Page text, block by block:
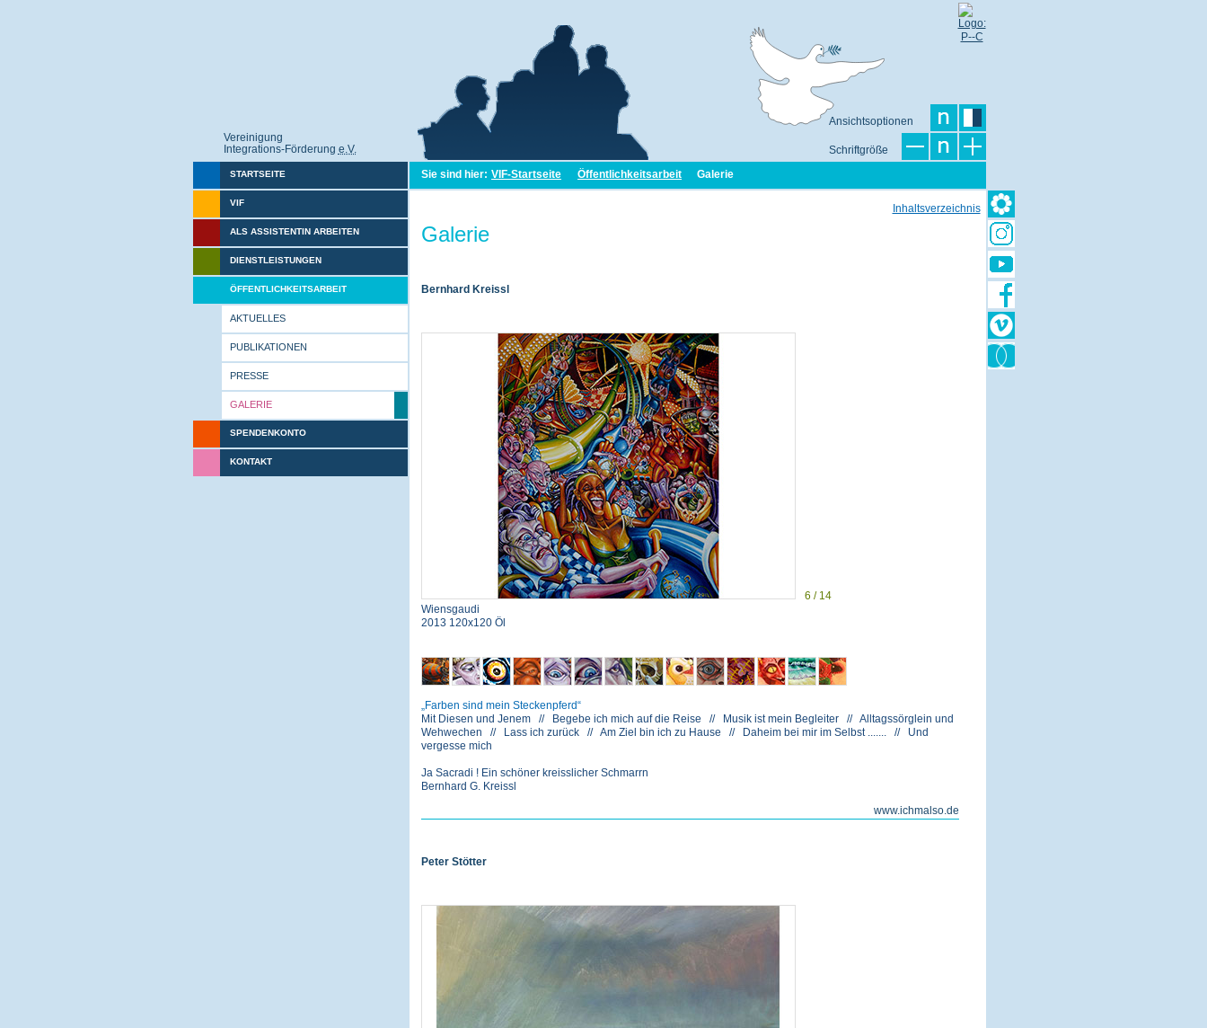
Vereinigung
Integrations-Förderung e.V.
Ansichtsoptionen
Schriftgröße
STARTSEITE
VIF
ALS ASSISTENTIN ARBEITEN
DIENSTLEISTUNGEN
ÖFFENTLICHKEITSARBEIT
AKTUELLES
PUBLIKATIONEN
PRESSE
GALERIE
SPENDENKONTO
KONTAKT
Sie sind hier: VIF-Startseite Öffentlichkeitsarbeit Galerie
Inhaltsverzeichnis
Galerie
Bernhard Kreissl
6 / 14
Wiensgaudi
2013 120x120 Öl
Farben sind mein Steckenpferd
Mit Diesen und Jenem // Begebe ich mich auf die Reise // Musik ist mein Begleiter // Alltagssörglein und
Wehwechen // Lass ich zurück // Am Ziel bin ich zu Hause // Daheim bei mir im Selbst ....... // Und
vergesse mich
Ja Sacradi ! Ein schöner kreisslicher Schmarrn
Bernhard G. Kreissl
www.ichmalso.de
Peter Stötter